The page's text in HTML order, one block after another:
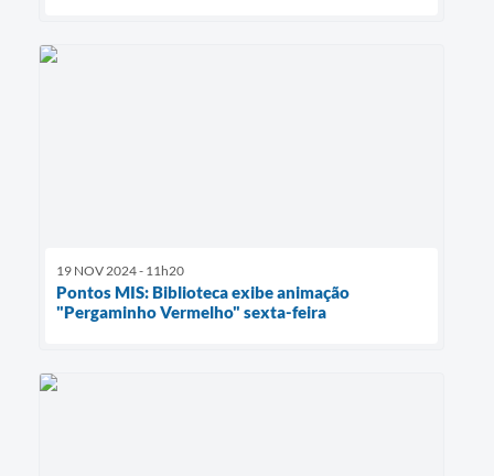
19 NOV 2024 - 11h20
Pontos MIS: Biblioteca exibe animação
"Pergaminho Vermelho" sexta-feira